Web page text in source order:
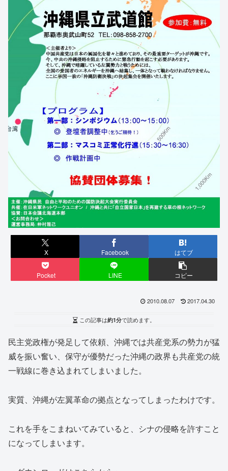
X Facebook はてブ
Pocket LINE コピー
2010.08.07 2017.04.30
この記事は約1分で読めます。
民主党政権が発足して依頼、沖縄では共産党系の勢力が猛
威を振い奮い、保守が優勢だった沖縄の政界も共産党の統
一戦線に巻き込まれてしまいました。
実質、沖縄が左翼革命の拠点となってしまったわけです。
これを手をこまねいてみていると、シナの侵略を許すこと
になってしまいます。